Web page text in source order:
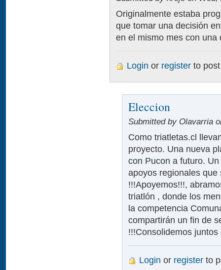
Originalmente estaba
que tomar una decisión
en el mismo mes con
Login or register to
Eleccion
Submitted by Olavarria
Como triatletas.cl
proyecto. Una nueva
con Pucon a futuro.
apoyos regionales
!!!Apoyemos!!!,
triatlón , donde los
la competencia
compartirán un fin de
!!!Consolidemos
Login or register to